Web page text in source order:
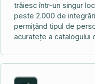
trăiesc într-un singur
peste 2.000 de
permițând tipul de
acuratețe a catalogului